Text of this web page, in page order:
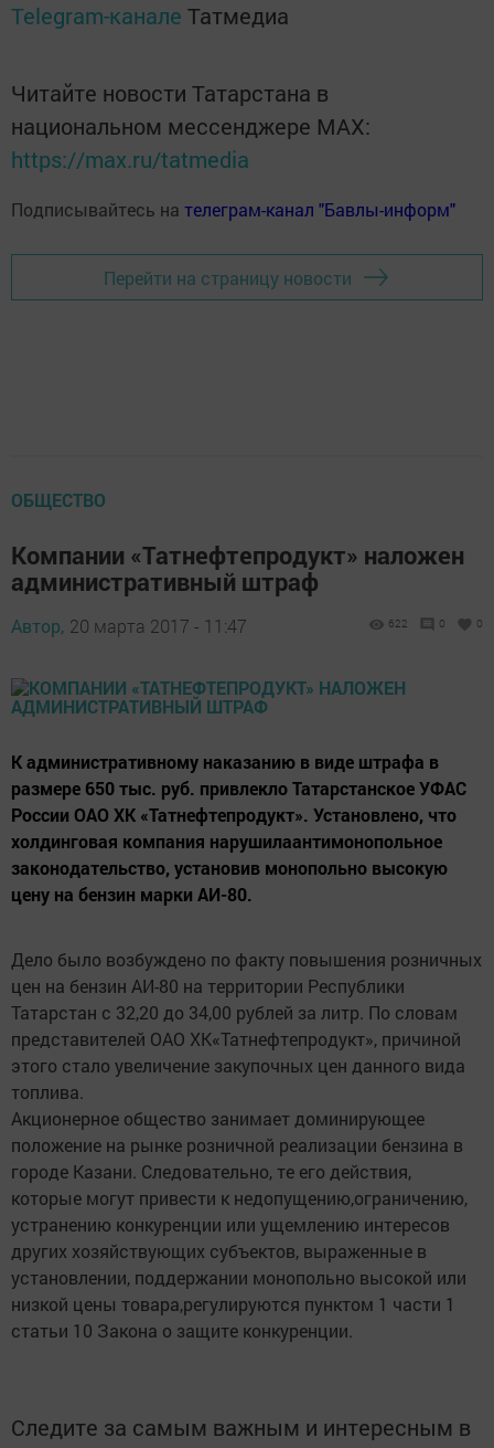
Telegram-канале Татмедиа
Читайте новости Татарстана в
национальном мессенджере MАХ:
https://max.ru/tatmedia
Подписывайтесь на телеграм-канал "Бавлы-информ"
Перейти на страницу новости
ОБЩЕСТВО
Компании «Татнефтепродукт» наложен
административный штраф
Автор, 20 марта 2017 - 11:47 622 0 0
К административному наказанию в виде штрафа в
размере 650 тыс. руб. привлекло Татарстанское УФАС
России ОАО ХК «Татнефтепродукт». Установлено, что
холдинговая компания нарушилаантимонопольное
законодательство, установив монопольно высокую
цену на бензин марки АИ-80.
Дело было возбуждено по факту повышения розничных
цен на бензин АИ-80 на территории Республики
Татарстан с 32,20 до 34,00 рублей за литр. По словам
представителей ОАО ХК«Татнефтепродукт», причиной
этого стало увеличение закупочных цен данного вида
топлива.
Акционерное общество занимает доминирующее
положение на рынке розничной реализации бензина в
городе Казани. Следовательно, те его действия,
которые могут привести к недопущению,ограничению,
устранению конкуренции или ущемлению интересов
других хозяйствующих субъектов, выраженные в
установлении, поддержании монопольно высокой или
низкой цены товара,регулируются пунктом 1 части 1
статьи 10 Закона о защите конкуренции.
Следите за самым важным и интересным в